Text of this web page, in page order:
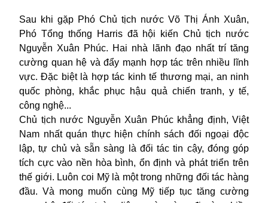
Sau khi gặp Phó Chủ tịch nước Võ Thị Ánh Xuân,
Phó Tổng thống Harris đã hội kiến Chủ tịch nước
Nguyễn Xuân Phúc. Hai nhà lãnh đạo nhất trí tăng
cường quan hệ và đẩy mạnh hợp tác trên nhiều lĩnh
vực. Đặc biệt là hợp tác kinh tế thương mại, an ninh
quốc phòng, khắc phục hậu quả chiến tranh, y tế,
công nghệ...
Chủ tịch nước Nguyễn Xuân Phúc khẳng định, Việt
Nam nhất quán thực hiện chính sách đối ngoại độc
lập, tự chủ và sẵn sàng là đối tác tin cậy, đóng góp
tích cực vào nền hòa bình, ổn định và phát triển trên
thế giới. Luôn coi Mỹ là một trong những đối tác hàng
đầu. Và mong muốn cùng Mỹ tiếp tục tăng cường